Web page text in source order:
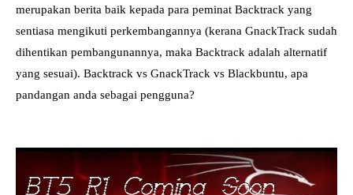
merupakan berita baik kepada para peminat Backtrack yang
sentiasa mengikuti perkembangannya (kerana GnackTrack sudah
dihentikan pembangunannya, maka Backtrack adalah alternatif
yang sesuai). Backtrack vs GnackTrack vs Blackbuntu, apa
pandangan anda sebagai pengguna?